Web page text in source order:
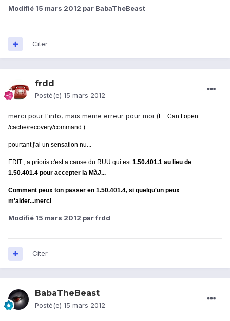
Modifié 15 mars 2012 par BabaTheBeast
Citer
frdd
Posté(e) 15 mars 2012
merci pour l'info, mais meme erreur pour moi (E : Can’t open
/cache/recovery/command )
pourtant j'ai un sensation nu...
EDIT , a prioris c'est a cause du RUU qui est1.50.401.1 au lieu de
1.50.401.4 pour accepter la MàJ...
Comment peux ton passer en 1.50.401.4, si quelqu'un peux
m'aider...merci
Modifié 15 mars 2012 par frdd
Citer
BabaTheBeast
Posté(e) 15 mars 2012